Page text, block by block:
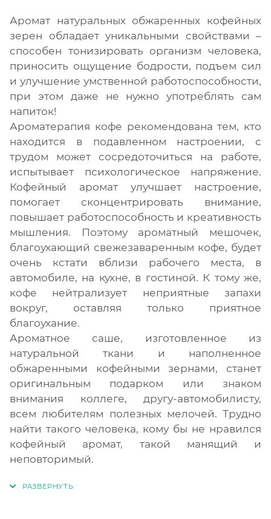
Аромат натуральных обжаренных кофейных
зерен обладает уникальными свойствами –
способен тонизировать организм человека,
приносить ощущение бодрости, подъем сил
и улучшение умственной работоспособности,
при этом даже не нужно употреблять сам
напиток!
Ароматерапия кофе рекомендована тем, кто
находится в подавленном настроении, с
трудом может сосредоточиться на работе,
испытывает психологическое напряжение.
Кофейный аромат улучшает настроение,
помогает сконцентрировать внимание,
повышает работоспособность и креативность
мышления. Поэтому ароматный мешочек,
благоухающий свежезаваренным кофе, будет
очень кстати вблизи рабочего места, в
автомобиле, на кухне, в гостиной. К тому же,
кофе нейтрализует неприятные запахи
вокруг, оставляя только приятное
благоухание.
Ароматное саше, изготовленное из
натуральной ткани и наполненное
обжаренными кофейными зернами, станет
оригинальным подарком или знаком
внимания коллеге, другу-автомобилисту,
всем любителям полезных мелочей. Трудно
найти такого человека, кому бы не нравился
кофейный аромат, такой манящий и
неповторимый.